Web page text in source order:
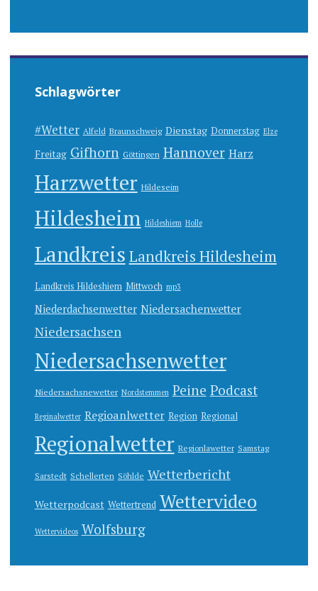
Schlagwörter
#Wetter Alfeld Braunschweig Dienstag Donnerstag Elze
Freitag Gifhorn Göttingen Hannover Harz
Harzwetter Hildeseim
Hildesheim Hildeshiem Holle
Landkreis Landkreis Hildesheim
Landkreis Hildeshiem Mittwoch mp3
Niederdachsenwetter Niedersachenwetter
Niedersachsen
Niedersachsenwetter
Niedersachsnewetter Nordstemmen Peine Podcast
Reginalwetter Regioanlwetter Region Regional
Regionalwetter Regionlawetter Samstag
Sarstedt Schellerten Söhlde Wetterbericht
Wetterpodcast Wettertrend Wettervideo
Wettervideos Wolfsburg